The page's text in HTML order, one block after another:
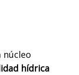
núcleo
hídrica